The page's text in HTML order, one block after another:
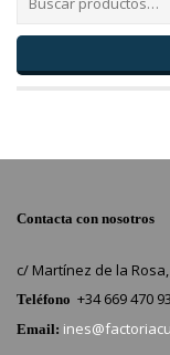
Contacta con nosotros
c/ Martínez de la
Teléfono +34 669 470
Email: